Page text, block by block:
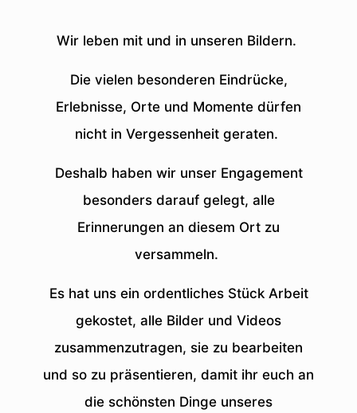
Wir leben mit und in unseren Bildern.
Die vielen besonderen Eindrücke,
Erlebnisse, Orte und Momente dürfen
nicht in Vergessenheit geraten.
Deshalb haben wir unser Engagement
besonders darauf gelegt, alle
Erinnerungen an diesem Ort zu
versammeln.
Es hat uns ein ordentliches Stück Arbeit
gekostet, alle Bilder und Videos
zusammenzutragen, sie zu bearbeiten
und so zu präsentieren, damit ihr euch an
die schönsten Dinge unseres